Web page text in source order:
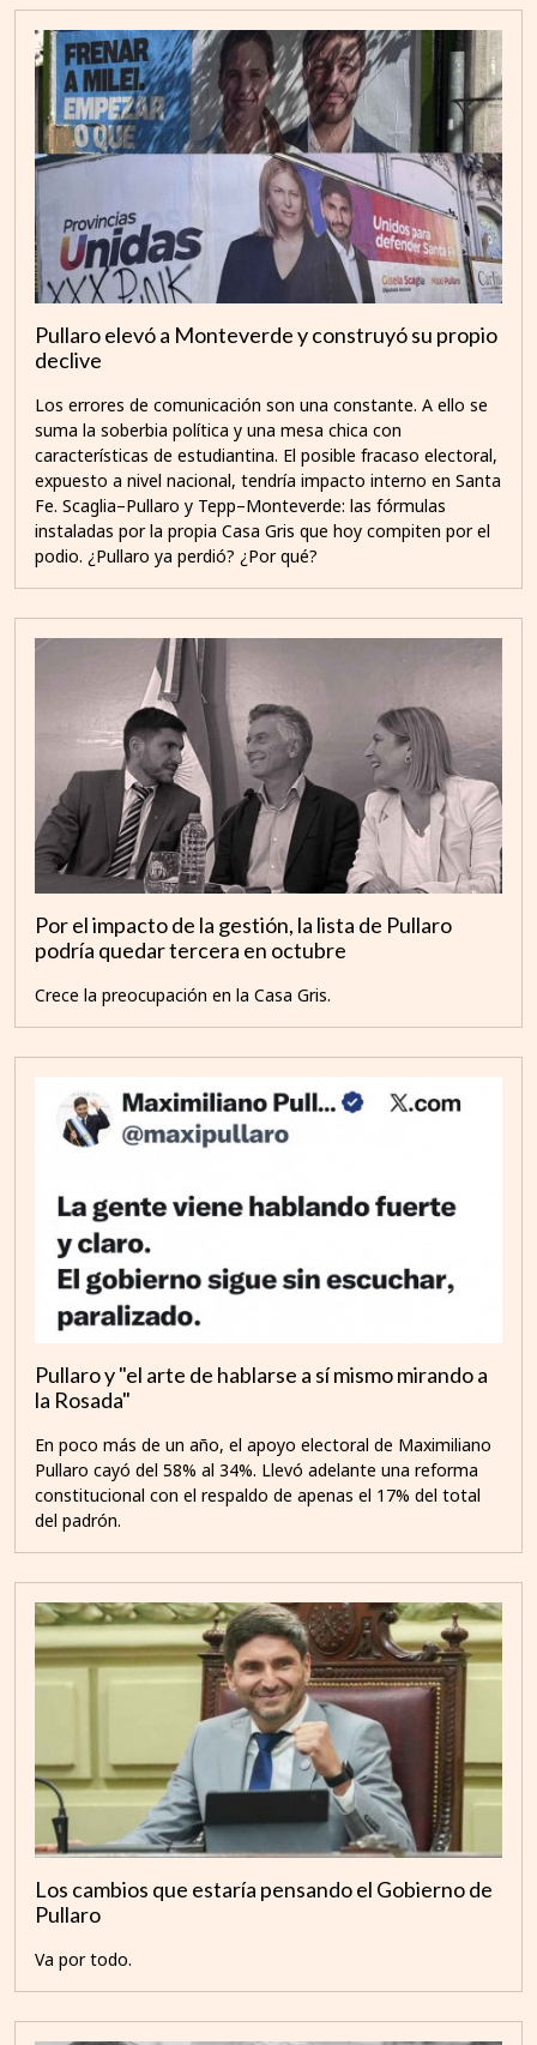
Pullaro elevó a Monteverde y construyó su propio
declive
Los errores de comunicación son una constante. A ello se
suma la soberbia política y una mesa chica con
características de estudiantina. El posible fracaso electoral,
expuesto a nivel nacional, tendría impacto interno en Santa
Fe. Scaglia–Pullaro y Tepp–Monteverde: las fórmulas
instaladas por la propia Casa Gris que hoy compiten por el
podio. ¿Pullaro ya perdió? ¿Por qué?
Por el impacto de la gestión, la lista de Pullaro
podría quedar tercera en octubre
Crece la preocupación en la Casa Gris.
Pullaro y "el arte de hablarse a sí mismo mirando a
la Rosada"
En poco más de un año, el apoyo electoral de Maximiliano
Pullaro cayó del 58% al 34%. Llevó adelante una reforma
constitucional con el respaldo de apenas el 17% del total
del padrón.
Los cambios que estaría pensando el Gobierno de
Pullaro
Va por todo.